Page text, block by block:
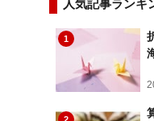
人気記事ランキ
1